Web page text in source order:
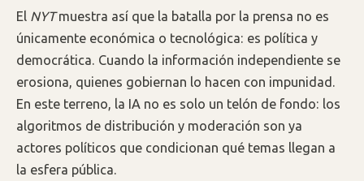
El NYTmuestra así que la batalla por la prensa no es
únicamente económica o tecnológica: es política y
democrática. Cuando la información independiente se
erosiona, quienes gobiernan lo hacen con impunidad.
En este terreno, la IA no es solo un telón de fondo: los
algoritmos de distribución y moderación son ya
actores políticos que condicionan qué temas llegan a
la esfera pública.